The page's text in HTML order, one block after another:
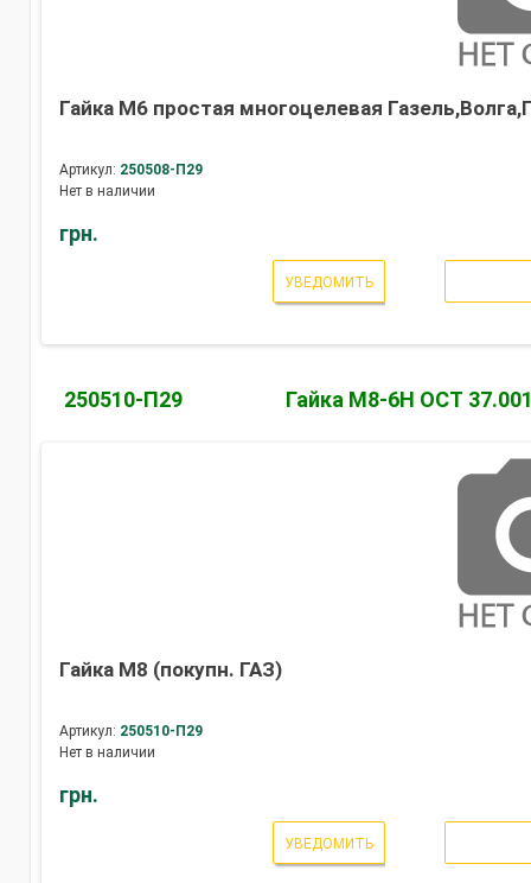
Гайка М6 простая многоцелевая
Артикул: 250508-П29
Нет в наличии
грн.
УВЕДОМИТЬ
250510-П29 Гайка М8-6Н ОСТ
Гайка М8 (покупн. ГАЗ)
Артикул: 250510-П29
Нет в наличии
грн.
УВЕДОМИТЬ